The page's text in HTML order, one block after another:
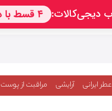
عطر ایرانی آرایشی مراقبت از پوست